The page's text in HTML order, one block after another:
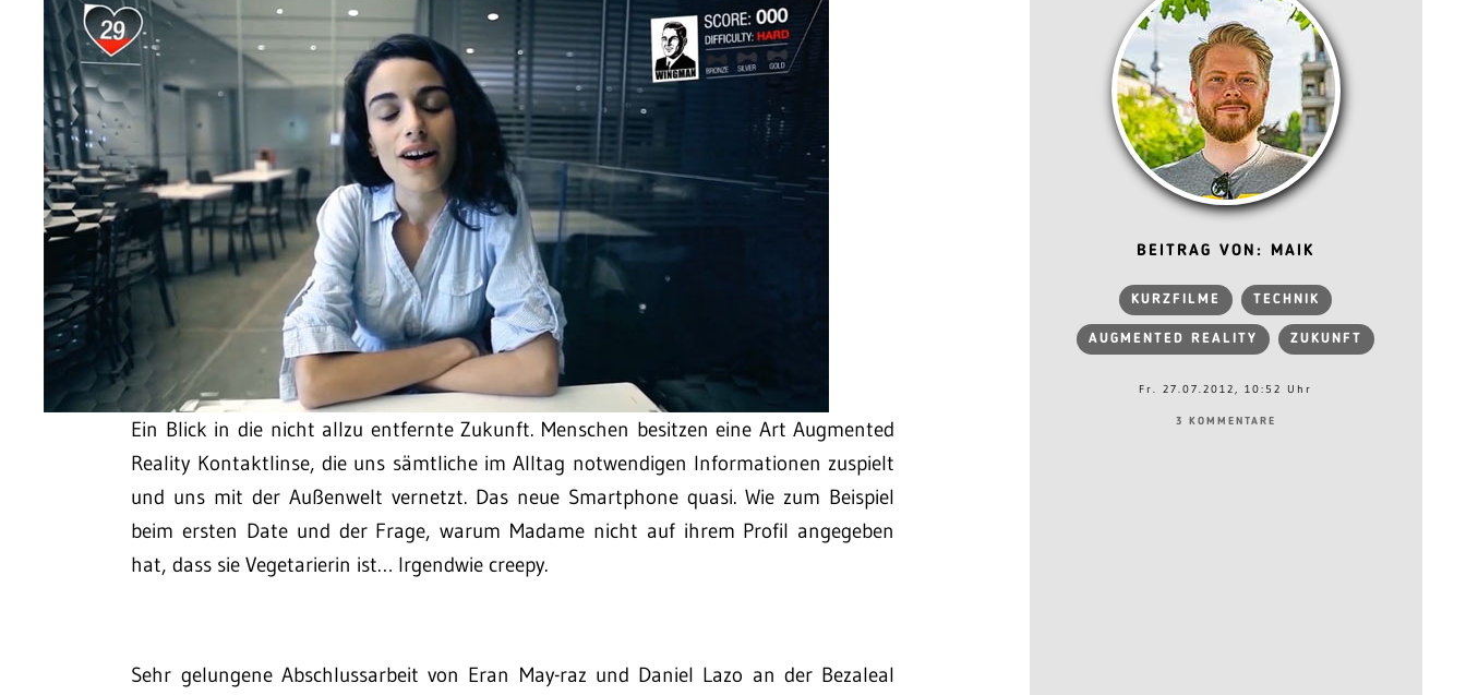
Ein Blick in die nicht allzu entfernte Zukunft. Menschen besitzen eine Art Augmented
Reality Kontaktlinse, die uns sämtliche im Alltag notwendigen Informationen zuspielt
und uns mit der Außenwelt vernetzt. Das neue Smartphone quasi. Wie zum Beispiel
beim ersten Date und der Frage, warum Madame nicht auf ihrem Profil angegeben
hat, dass sie Vegetarierin ist… Irgendwie creepy.
Sehr gelungene Abschlussarbeit von Eran May-raz und Daniel Lazo an der Bezaleal
BEITRAG VON: MAIK
KURZFILME TECHNIK
AUGMENTED REALITY ZUKUNFT
Fr. 27.07.2012, 10:52 Uhr
3 KOMMENTARE